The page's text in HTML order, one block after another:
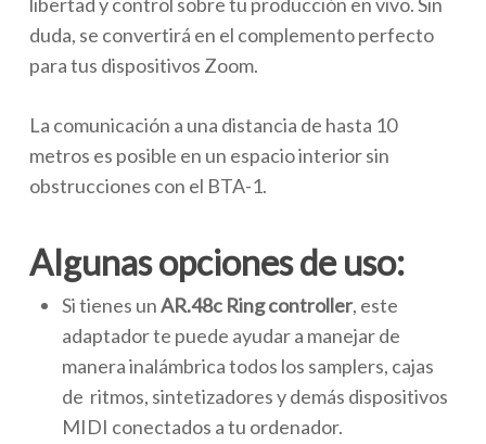
duda, se convertirá en el complemento perfecto
para tus dispositivos Zoom.
La comunicación a una distancia de hasta 10
metros es posible en un espacio interior sin
obstrucciones con el BTA-1.
Algunas opciones de uso:
Si tienes unAR.48c Ring controller, este
adaptador te puede ayudar a manejar de
manera inalámbrica todos los samplers, cajas
de ritmos, sintetizadores y demás dispositivos
MIDI conectados a tu ordenador.